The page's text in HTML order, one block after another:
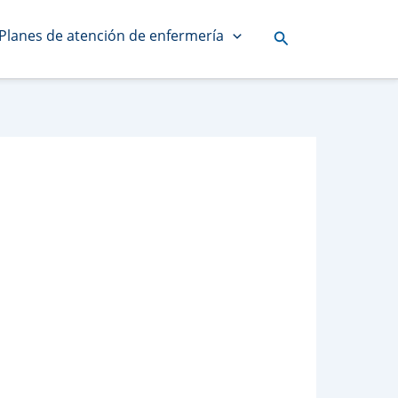
de atención de enfermería Buscar